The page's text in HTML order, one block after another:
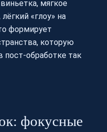
мягкое
«глоу» на
формирует
которую
так
фокусные